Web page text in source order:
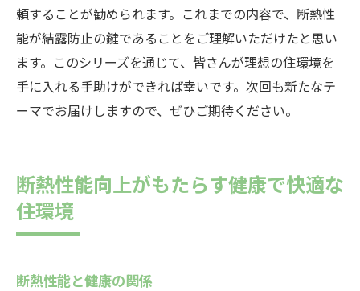
頼することが勧められます。これまでの内容で、断熱性
能が結露防止の鍵であることをご理解いただけたと思い
ます。このシリーズを通じて、皆さんが理想の住環境を
手に入れる手助けができれば幸いです。次回も新たなテ
ーマでお届けしますので、ぜひご期待ください。
断熱性能向上がもたらす健康で快適な
住環境
断熱性能と健康の関係